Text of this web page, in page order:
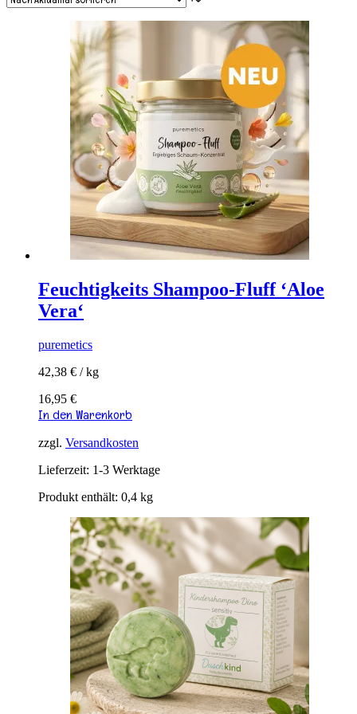
Feuchtigkeits Shampoo-Fluff ‘Aloe
Vera‘
puremetics
42,38 € /kg
16,95 €
In den Warenkorb
zzgl. Versandkosten
Lieferzeit: 1-3 Werktage
Produkt enthält: 0,4 kg